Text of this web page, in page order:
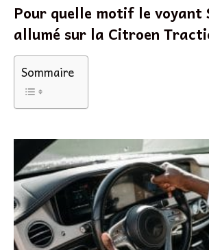
Pour quelle motif le voyant
allumé sur la Citroen
Sommaire